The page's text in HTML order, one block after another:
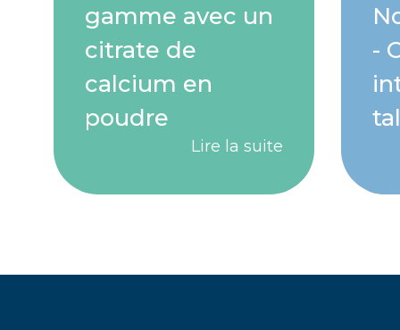
gamme avec un
citrate de
calcium en
poudre
Lire la suite
-